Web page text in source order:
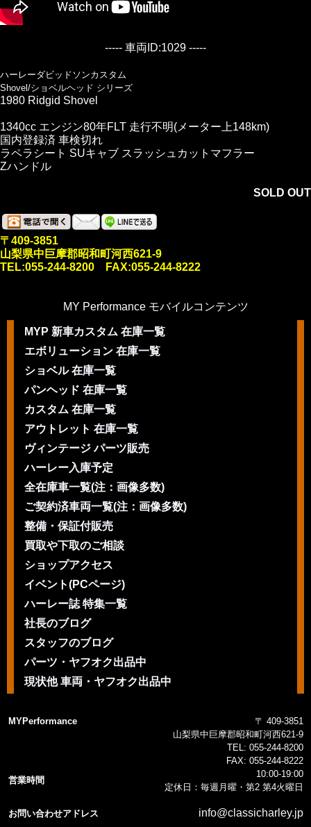
----- 車両ID:1029 -----
ハーレーダビッドソンカスタム
Shovel/ショベルヘッド シリーズ
1980 Ridgid Shovel
1340cc エンジン80年FLT 走行不明(メーター上148km)
国内登録済 車検切れ
ラペラシート SUキャブ スラッシュカットマフラー
Zハンドル
SOLD OUT
〒409-3851
山梨県中巨摩郡昭和町河西621-9
TEL:055-244-8200 FAX:055-244-8222
MY Performance モバイルコンテンツ
MYP 新車カスタム 在庫一覧
エボリューション 在庫一覧
ショベル 在庫一覧
パンヘッド 在庫一覧
カスタム 在庫一覧
アウトレット 在庫一覧
ヴィンテージ パーツ販売
ハーレー入庫予定
全在庫車一覧(注：画像多数)
ご契約済車両一覧(注：画像多数)
整備・保証付販売
買取や下取のご相談
ショップアクセス
イベント(PCページ)
ハーレー誌 特集一覧
社長のブログ
スタッフのブログ
パーツ・ヤフオク出品中
現状他 車両・ヤフオク出品中
MYPerformance
〒 409-3851
山梨県中巨摩郡昭和町河西621-9
TEL: 055-244-8200
FAX: 055-244-8222
営業時間
10:00-19:00
定休日：毎週月曜・第2 第4火曜日
お問い合わせアドレス info@classicharley.jp